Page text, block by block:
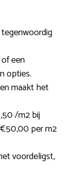
een
opties.
maakt het
/m2 bij
per m2
voordeligst,